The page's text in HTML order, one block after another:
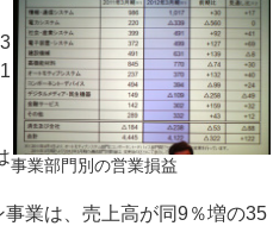
事業部門別の営業損益
業は、売上高が同9％増の35